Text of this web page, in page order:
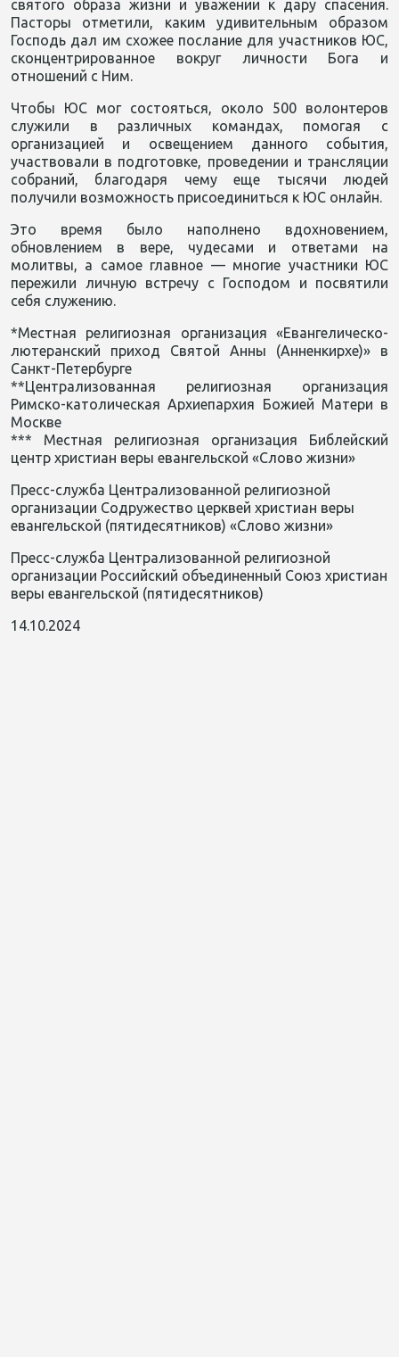
святого образа жизни и уважении к дару спасения.
Пасторы отметили, каким удивительным образом
Господь дал им схожее послание для участников ЮС,
сконцентрированное вокруг личности Бога и
отношений с Ним.
Чтобы ЮС мог состояться, около 500 волонтеров
служили в различных командах, помогая с
организацией и освещением данного события,
участвовали в подготовке, проведении и трансляции
собраний, благодаря чему еще тысячи людей
получили возможность присоединиться к ЮС онлайн.
Это время было наполнено вдохновением,
обновлением в вере, чудесами и ответами на
молитвы, а самое главное — многие участники ЮС
пережили личную встречу с Господом и посвятили
себя служению.
*Местная религиозная организация «Евангелическо-
лютеранский приход Святой Анны (Анненкирхе)» в
Санкт-Петербурге
**Централизованная религиозная организация
Римско-католическая Архиепархия Божией Матери в
Москве
*** Местная религиозная организация Библейский
центр христиан веры евангельской «Слово жизни»
Пресс-служба Централизованной религиозной
организации Содружество церквей христиан веры
евангельской (пятидесятников) «Слово жизни»
Пресс-служба Централизованной религиозной
организации Российский объединенный Союз христиан
веры евангельской (пятидесятников)
14.10.2024